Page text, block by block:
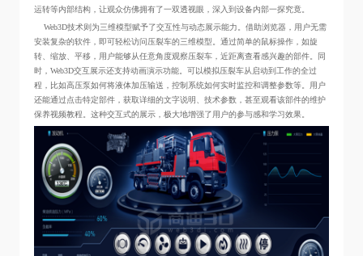
运转等内部结构，让观众仿佛拥有了一双透视眼，深入到设备内部一探究竟。
Web3D技术则为三维模型赋予了交互性与动态展示能力。借助浏览器，用户无需
安装复杂的软件，即可轻松访问压裂车的三维模型。通过简单的鼠标操作，如旋
转、缩放、平移，用户能够从任意角度观察压裂车，近距离查看感兴趣的部件。同
时，Web3D交互展示还支持动画演示功能。可以模拟压裂车从启动到工作的全过
程，比如高压泵如何将液体加压输送，控制系统如何实时监控和调整参数等。用户
还能通过点击特定部件，获取详细的文字说明、技术参数，甚至观看该部件的维护
保养视频教程。这种交互式的展示，极大地增强了用户的参与感和学习效果。